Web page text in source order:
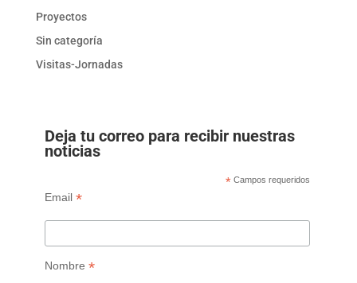
Proyectos
Sin categoría
Visitas-Jornadas
Deja tu correo para recibir nuestras
noticias
* Campos requeridos
Email *
Nombre *